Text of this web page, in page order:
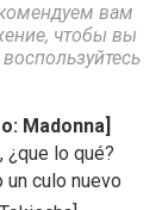
вам
чтобы вы
Madonna]
¿que lo qué?
un culo nuevo